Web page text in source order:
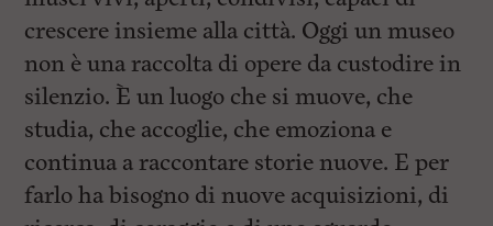
crescere insieme alla città. Oggi un museo
non è una raccolta di opere da custodire in
silenzio. È un luogo che si muove, che
studia, che accoglie, che emoziona e
continua a raccontare storie nuove. E per
farlo ha bisogno di nuove acquisizioni, di